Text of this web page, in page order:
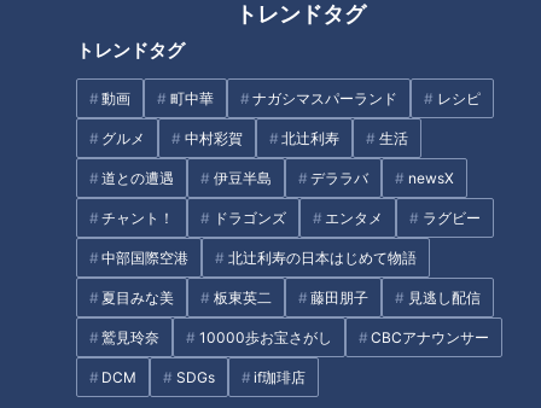
トレンドタグ
トレンドタグ
動画 町中華 ナガシマスパーランド レシピ
グルメ 中村彩賀 北辻利寿 生活
道との遭遇 伊豆半島 デララバ newsX
チャント！ ドラゴンズ エンタメ ラグビー
中部国際空港 北辻利寿の日本はじめて物語
夏目みな美 板東英二 藤田朋子 見逃し配信
鷲見玲奈 10000歩お宝さがし CBCアナウンサー
DCM SDGs if珈琲店
査！「チーズINハンバーグ」の
食べ方アレンジも
名古屋の絶品チャーハン総選
挙！ 「パンチの効いたニンニク
がやみつき」 1位に輝いたのは
ジャンボ海水プールよりひと足
先にオープン「スパキッズ」
タグ
チャント！